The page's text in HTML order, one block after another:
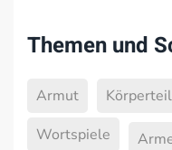
Themen und
Armut
Wortspiele